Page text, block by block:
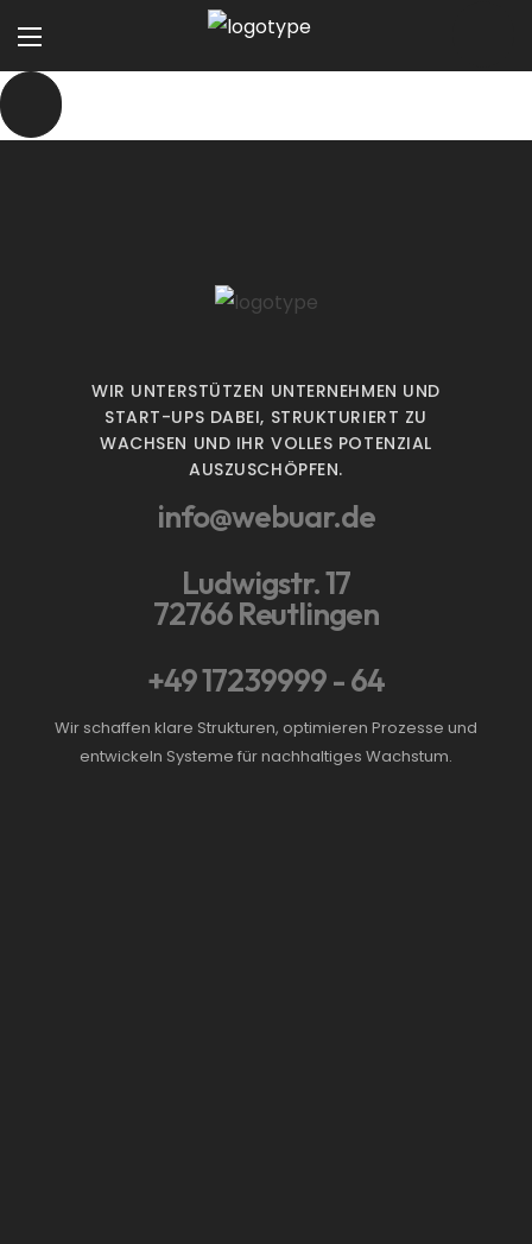
WIR UNTERSTÜTZEN UNTERNEHMEN UND
START-UPS DABEI, STRUKTURIERT ZU
WACHSEN UND IHR VOLLES POTENZIAL
AUSZUSCHÖPFEN.
info@webuar.de
Ludwigstr. 17
72766 Reutlingen
+49 17239999 - 64
Wir schaffen klare Strukturen, optimieren Prozesse und
entwickeln Systeme für nachhaltiges Wachstum.